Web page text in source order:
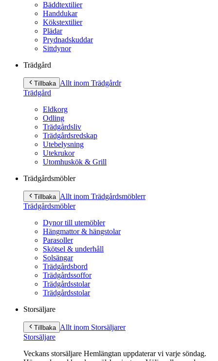
Bäddtextilier
Handdukar
Kökstextilier
Plädar
Prydnadskuddar
Sittdynor
Trädgård
Tillbaka Allt inom Trädgårdr
Trädgård
Eldkorg
Odling
Trädgårdsliv
Trädgårdsredskap
Utebelysning
Utekrukor
Utomhuskök & Grill
Trädgårdsmöbler
Tillbaka Allt inom Trädgårdsmöblerr
Trädgårdsmöbler
Dynor till utemöbler
Hängmattor & hängstolar
Parasoller
Skötsel & underhåll
Solsängar
Trädgårdsbord
Trädgårdssoffor
Trädgårdsstolar
Trädgårdsstolar
Storsäljare
Tillbaka Allt inom Storsäljarer
Storsäljare
Veckans storsäljare Hemlängtan uppdaterar vi varje söndag.